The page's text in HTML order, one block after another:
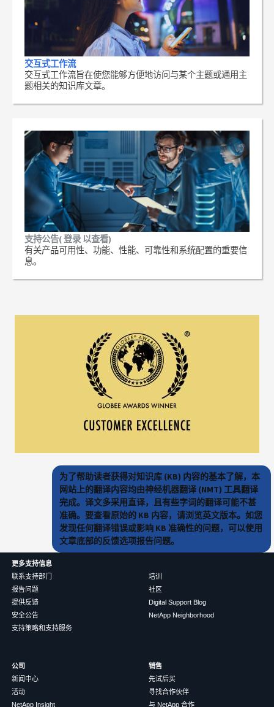
交互式工作流
交互式工作流旨在使您能够方便地访问与某个主题或通用主
题相关的知识库文章。
支持公告( 登录 以查看)
有关产品可用性、功能、性能、可靠性和系统配置的重要信
息。
为了帮助读者获得对知识库 (KB) 内容的基本了解，本
网站上的翻译内容均由神经机器翻译 (NMT) 工具翻译
完成。译文多采用直译，且有些字词的翻译可能不甚
准确。要查看原始的 KB 内容，请浏览英文版本。如您
发现任何翻译错误或影响 KB 准确性的问题，可以使用
文章底部的反馈选项报告问题。
更多支持信息
联系支持部门
报告问题
提供反馈
安全公告
支持策略和支持服务
培训
社区
Digital Support Blog
NetApp Neighborhood
公司
新闻中心
活动
NetApp Insight
销售
先试后买
寻找合作伙伴
与 NetApp 合作